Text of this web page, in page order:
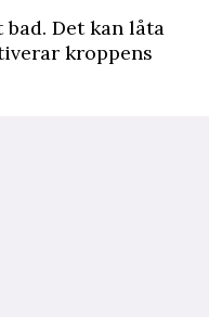
Det kan låta
kroppens